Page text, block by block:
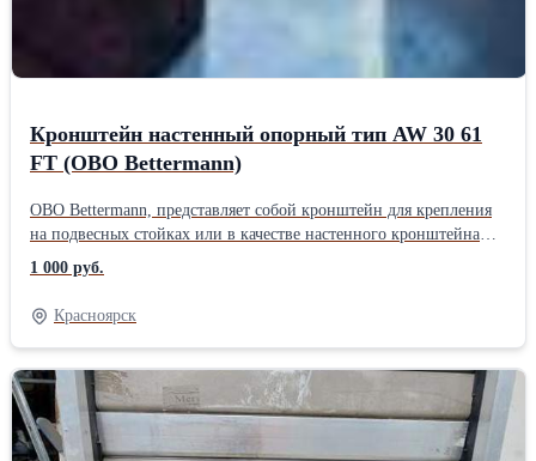
Кронштейн настенный опорный тип AW 30 61
FT (OBO Bettermann)
OBO Bettermann, представляет собой кронштейн для крепления
на подвесных стойках или в качестве настенного кронштейна
для монтирования кабельных лотков, коробов, шириной 610 мм,
над противопожарным потолком.
1 000 руб.
Красноярск